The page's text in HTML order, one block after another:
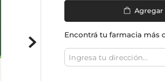
Jabon
Talcos & polvos pédicos Espacio
Agregar
Encontrá tu farmacia más